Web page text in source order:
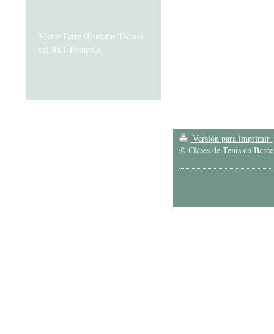
Víctor Ferré (Director Técnico
del RST Pompeia)
Versión para imprimir |
© Clases de Tenis en